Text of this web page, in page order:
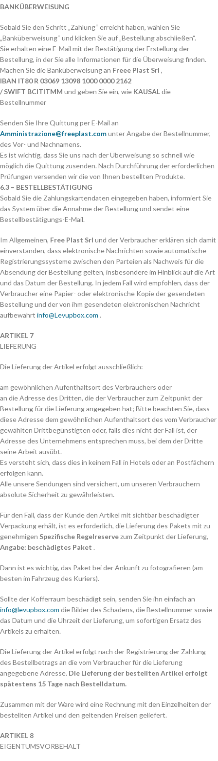
BANKÜBERWEISUNG
Sobald Sie den Schritt „Zahlung“ erreicht haben, wählen Sie
„Banküberweisung“ und klicken Sie auf „Bestellung abschließen“.
Sie erhalten eine E-Mail mit der Bestätigung der Erstellung der
Bestellung, in der Sie alle Informationen für die Überweisung finden.
Machen Sie die Banküberweisung an Freee Plast Srl ,
IBAN IT80 R 03069 13098 1000 0000 2162
/ SWIFT BCITITMM und geben Sie ein, wie KAUSALdie
Bestellnummer
Senden Sie Ihre Quittung per E-Mail an
Amministrazione@freeplast.comunter Angabe der Bestellnummer,
des Vor- und Nachnamens.
Es ist wichtig, dass Sie uns nach der Überweisung so schnell wie
möglich die Quittung zusenden. Nach Durchführung der erforderlichen
Prüfungen versenden wir die von Ihnen bestellten Produkte.
6.3 – BESTELLBESTÄTIGUNG
Sobald Sie die Zahlungskartendaten eingegeben haben, informiert Sie
das System über die Annahme der Bestellung und sendet eine
Bestellbestätigungs-E-Mail.
Im Allgemeinen, Free Plast Srl und der Verbraucher erklären sich damit
einverstanden, dass elektronische Nachrichten sowie automatische
Registrierungssysteme zwischen den Parteien als Nachweis für die
Absendung der Bestellung gelten, insbesondere im Hinblick auf die Art
und das Datum der Bestellung. In jedem Fall wird empfohlen, dass der
Verbraucher eine Papier- oder elektronische Kopie der gesendeten
Bestellung und der von ihm gesendeten elektronischen Nachricht
aufbewahrt info@Levupbox.com .
ARTIKEL 7
LIEFERUNG
Die Lieferung der Artikel erfolgt ausschließlich:
am gewöhnlichen Aufenthaltsort des Verbrauchers oder
an die Adresse des Dritten, die der Verbraucher zum Zeitpunkt der
Bestellung für die Lieferung angegeben hat; Bitte beachten Sie, dass
diese Adresse dem gewöhnlichen Aufenthaltsort des vom Verbraucher
gewählten Drittbegünstigten oder, falls dies nicht der Fall ist, der
Adresse des Unternehmens entsprechen muss, bei dem der Dritte
seine Arbeit ausübt.
Es versteht sich, dass dies in keinem Fall in Hotels oder an Postfächern
erfolgen kann.
Alle unsere Sendungen sind versichert, um unseren Verbrauchern
absolute Sicherheit zu gewährleisten.
Für den Fall, dass der Kunde den Artikel mit sichtbar beschädigter
Verpackung erhält, ist es erforderlich, die Lieferung des Pakets mit zu
genehmigen Spezifische Regelreservezum Zeitpunkt der Lieferung,
Angabe: beschädigtes Paket .
Dann ist es wichtig, das Paket bei der Ankunft zu fotografieren (am
besten im Fahrzeug des Kuriers).
Sollte der Kofferraum beschädigt sein, senden Sie ihn einfach an
info@levupbox.com die Bilder des Schadens, die Bestellnummer sowie
das Datum und die Uhrzeit der Lieferung, um sofortigen Ersatz des
Artikels zu erhalten.
Die Lieferung der Artikel erfolgt nach der Registrierung der Zahlung
des Bestellbetrags an die vom Verbraucher für die Lieferung
angegebene Adresse. Die Lieferung der bestellten Artikel erfolgt
spätestens 15 Tage nach Bestelldatum.
Zusammen mit der Ware wird eine Rechnung mit den Einzelheiten der
bestellten Artikel und den geltenden Preisen geliefert.
ARTIKEL 8
EIGENTUMSVORBEHALT